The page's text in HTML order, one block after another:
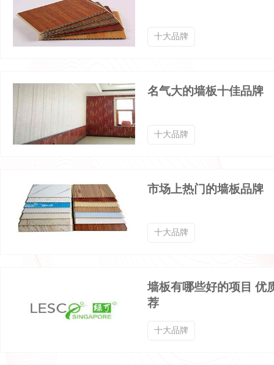
机房墙板品牌排行榜
十大品牌
名气大的墙板十佳品牌
十大品牌
市场上热门的墙板品牌
十大品牌
墙板有哪些好的项目 优
荐
十大品牌